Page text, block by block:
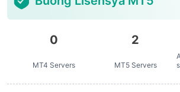
0
MT4 Servers
2
MT5 Servers